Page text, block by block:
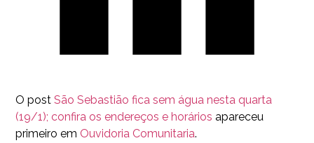
O post São Sebastião fica sem água nesta quarta
(19/1); confira os endereços e horários apareceu
primeiro em Ouvidoria Comunitaria.